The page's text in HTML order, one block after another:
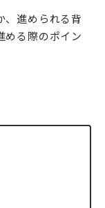
、進められる背
める際のポイン